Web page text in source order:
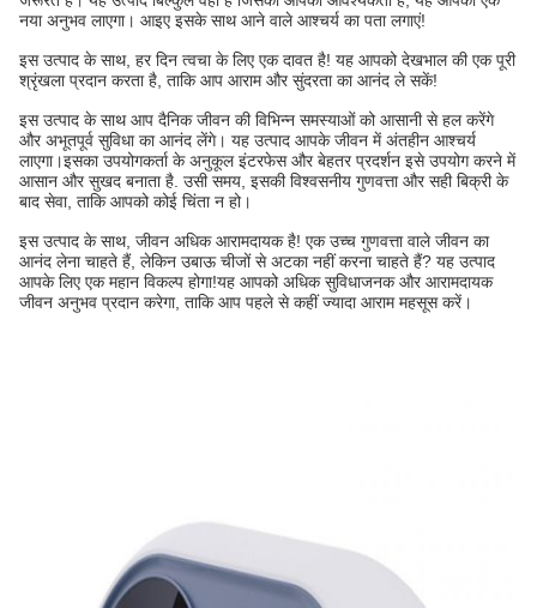
नया अनुभव लाएगा। आइए इसके साथ आने वाले आश्चर्य का पता लगाएं!
इस उत्पाद के साथ, हर दिन त्वचा के लिए एक दावत है! यह आपको देखभाल की एक पूरी
श्रृंखला प्रदान करता है, ताकि आप आराम और सुंदरता का आनंद ले सकें!
इस उत्पाद के साथ आप दैनिक जीवन की विभिन्न समस्याओं को आसानी से हल करेंगे
और अभूतपूर्व सुविधा का आनंद लेंगे। यह उत्पाद आपके जीवन में अंतहीन आश्चर्य
लाएगा।इसका उपयोगकर्ता के अनुकूल इंटरफेस और बेहतर प्रदर्शन इसे उपयोग करने में
आसान और सुखद बनाता है. उसी समय, इसकी विश्वसनीय गुणवत्ता और सही बिक्री के
बाद सेवा, ताकि आपको कोई चिंता न हो।
इस उत्पाद के साथ, जीवन अधिक आरामदायक है! एक उच्च गुणवत्ता वाले जीवन का
आनंद लेना चाहते हैं, लेकिन उबाऊ चीजों से अटका नहीं करना चाहते हैं? यह उत्पाद
आपके लिए एक महान विकल्प होगा!यह आपको अधिक सुविधाजनक और आरामदायक
जीवन अनुभव प्रदान करेगा, ताकि आप पहले से कहीं ज्यादा आराम महसूस करें।